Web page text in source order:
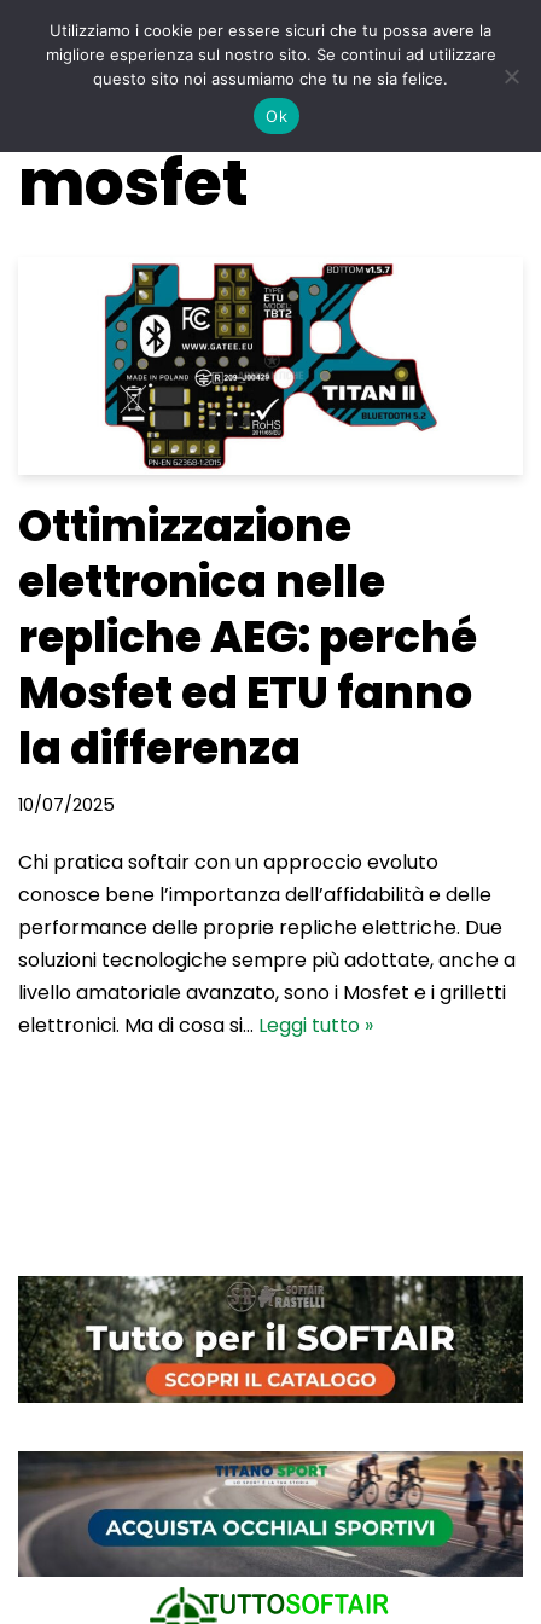
Menu
mosfet
Ottimizzazione
elettronica nelle
repliche AEG: perché
Mosfet ed ETU fanno
la differenza
10/07/2025
Chi pratica softair con un approccio evoluto
conosce bene l’importanza dell’affidabilità e delle
performance delle proprie repliche elettriche. Due
soluzioni tecnologiche sempre più adottate, anche a
livello amatoriale avanzato, sono i Mosfet e i grilletti
elettronici. Ma di cosa si… Leggi tutto »
Utilizziamo i cookie per essere sicuri che tu possa avere la
migliore esperienza sul nostro sito. Se continui ad utilizzare
questo sito noi assumiamo che tu ne sia felice.
Ok